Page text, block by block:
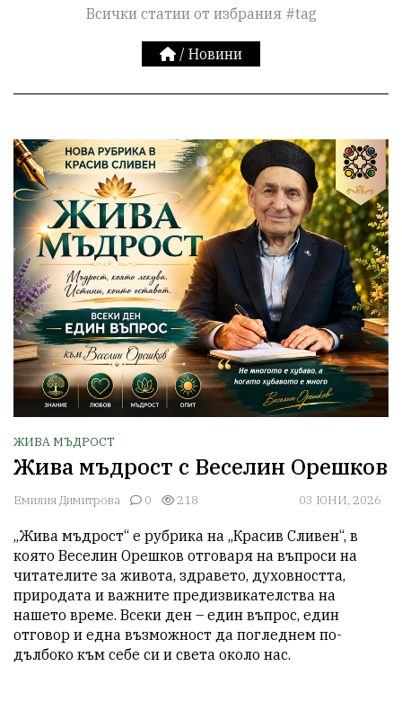
Всички статии от избрания #tag
/ Новини
ЖИВА МЪДРОСТ
Жива мъдрост с Веселин Орешков
Емилия Димитрова 0 218 03 ЮНИ, 2026
„Жива мъдрост“ е рубрика на „Красив Сливен“, в
която Веселин Орешков отговаря на въпроси на
читателите за живота, здравето, духовността,
природата и важните предизвикателства на
нашето време. Всеки ден – един въпрос, един
отговор и една възможност да погледнем по-
дълбоко към себе си и света около нас.